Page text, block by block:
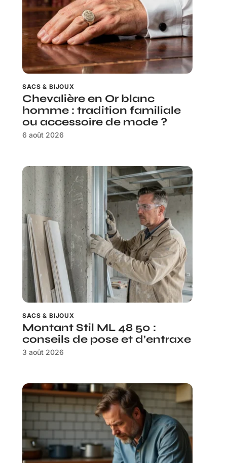
SACS & BIJOUX
Chevalière en Or blanc
homme : tradition familiale
ou accessoire de mode ?
6 août 2026
SACS & BIJOUX
Montant Stil ML 48 50 :
conseils de pose et d’entraxe
3 août 2026